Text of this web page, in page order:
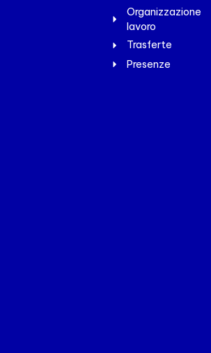
Organizzazione
lavoro
Trasferte
Presenze